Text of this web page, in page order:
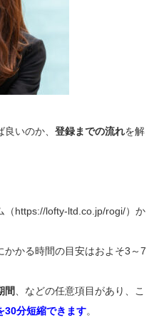
いのか、 登録までの流れを解
（https://lofty-ltd.co.jp/rogi/）か
かかる時間の目安はおよそ3～7
間
、などの任意項目があり、こ
30分短縮できます。